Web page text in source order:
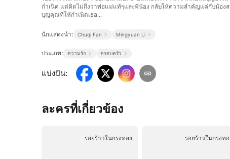
กำเนิด แต่คิดไม่ถึงว่าพ่อแม่แท้ๆและพี่น้อง กลับให้ความสำคัญแค่กับน้องส
บุญคุณที่ให้กำเนิดเธอ...
นักแสดงนำ: Chuqi Fan Mingyuan Li
ประเภท: ความรัก ครอบครัว
แบ่งปัน:
ละครที่เกี่ยวข้อง
รอยร้าวในกรงทอง รอยร้าวในกรงทอ